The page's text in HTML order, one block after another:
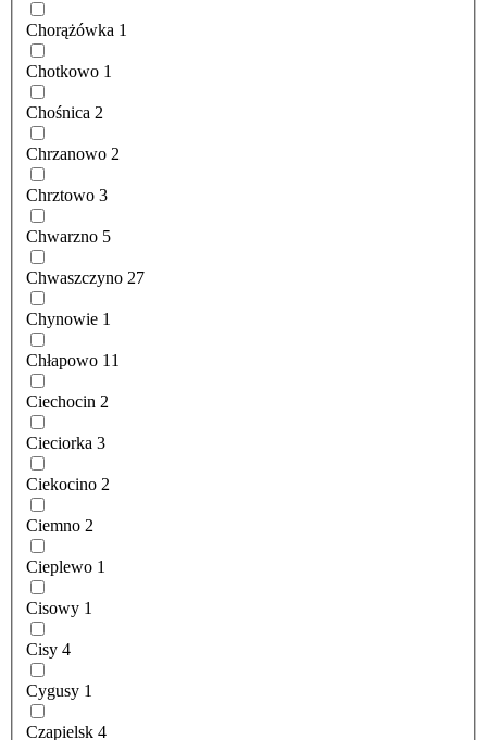
Chorążówka 1
Chotkowo 1
Chośnica 2
Chrzanowo 2
Chrztowo 3
Chwarzno 5
Chwaszczyno 27
Chynowie 1
Chłapowo 11
Ciechocin 2
Cieciorka 3
Ciekocino 2
Ciemno 2
Cieplewo 1
Cisowy 1
Cisy 4
Cygusy 1
Czapielsk 4